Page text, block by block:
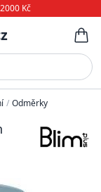
Kč
/ Odměrky